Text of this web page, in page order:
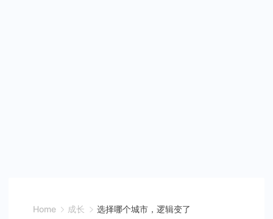
Home 成长 选择哪个城市，逻辑变了